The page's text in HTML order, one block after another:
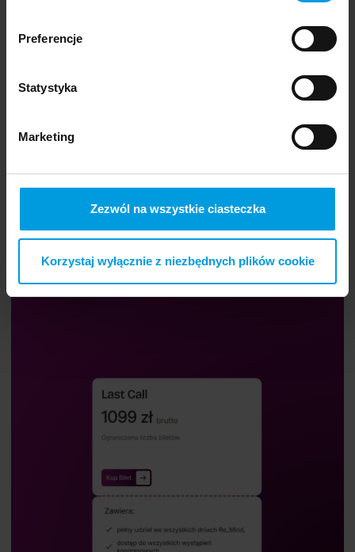
Preferencje
Statystyka
Marketing
Zezwól na wszystkie ciasteczka
Korzystaj wyłącznie z niezbędnych plików cookie
Kup bilet.
Kup bilet i weź udział w Re_Mind.
Kup Bilet